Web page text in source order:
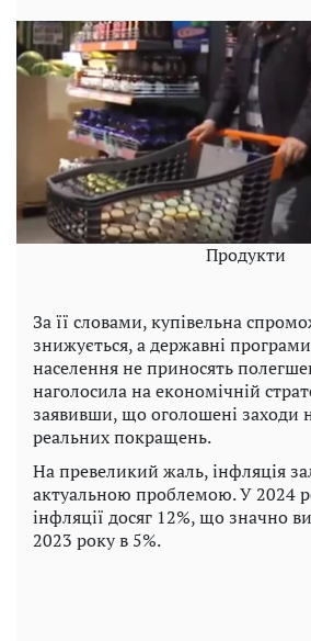
Продукти
За її словами, купівельна
знижується, а державні
населення не приносять
наголосила на економічній
заявивши, що оголошені заходи
реальних покращень.
На превеликий жаль, інфляція
актуальною проблемою. У 2024
інфляції досяг 12%, що значно
2023 року в 5%.